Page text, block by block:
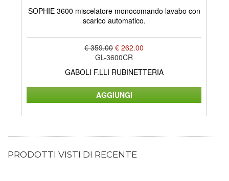
SOPHIE 3600 miscelatore monocomando lavabo con
scarico automatico.
€ 359.00 € 262.00
GL-3600CR
GABOLI F.LLI RUBINETTERIA
PRODOTTI VISTI DI RECENTE